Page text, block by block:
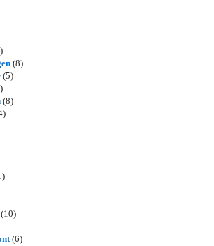
(8)
(5)
(8)
(10)
(6)